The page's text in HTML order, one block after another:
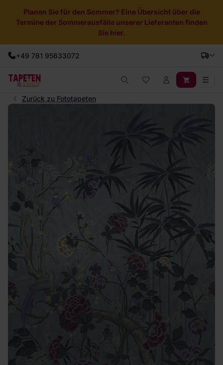
Planen Sie für den Sommer? Eine Übersicht über die
Termine der Sommerausfälle unserer Lieferanten finden
Sie hier.
+49 781 95633072
Zurück zu Fototapeten